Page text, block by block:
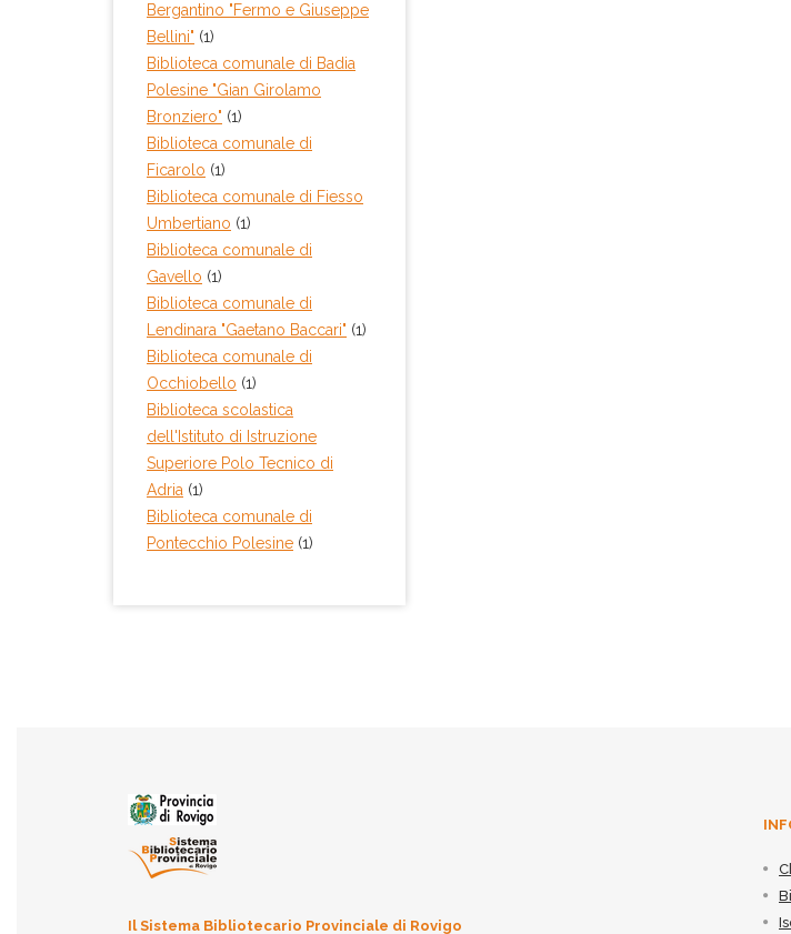
Bergantino "Fermo e Giuseppe
Bellini" (1)
Biblioteca comunale di Badia
Polesine "Gian Girolamo
Bronziero" (1)
Biblioteca comunale di
Ficarolo (1)
Biblioteca comunale di Fiesso
Umbertiano (1)
Biblioteca comunale di
Gavello (1)
Biblioteca comunale di
Lendinara "Gaetano Baccari" (1)
Biblioteca comunale di
Occhiobello (1)
Biblioteca scolastica
dell'Istituto di Istruzione
Superiore Polo Tecnico di
Adria (1)
Biblioteca comunale di
Pontecchio Polesine (1)
Il Sistema Bibliotecario Provinciale di Rovigo